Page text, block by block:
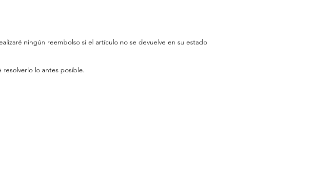
ningún reembolso si el artículo no se devuelve en su estado
lo antes posible.